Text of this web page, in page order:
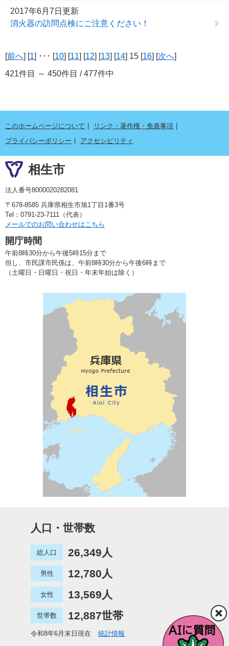
2017年6月7日更新
消火器の訪問点検にご注意ください！
[前へ] [1] ･･･ [10] [11] [12] [13] [14] 15 [16] [次へ]
421件目 ～ 450件目 / 477件中
このホームページについて
リンク・著作権・免責事項
プライバシーポリシー
アクセシビリティ
相生市
法人番号8000020282081
〒678-8585 兵庫県相生市旭1丁目1番3号
Tel：0791-23-7111（代表）
メールでのお問い合わせはこちら
開庁時間
午前8時30分から午後5時15分まで
但し、市民課市民係は、午前8時30分から午後6時まで
（土曜日・日曜日・祝日・年末年始は除く）
人口・世帯数
総人口 26,349人
男性 12,780人
女性 13,569人
世帯数 12,887世帯
令和8年6月末日現在 統計情報